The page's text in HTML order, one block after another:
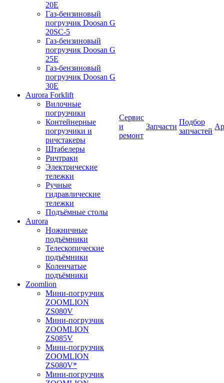
20E
Газ-бензиновый
погрузчик Doosan G
20SC-5
Газ-бензиновый
погрузчик Doosan G
25E
Газ-бензиновый
погрузчик Doosan G
30E
Aurora Forklift
Вилочные
погрузчики
Контейнерные
погрузчики и
ричстакеры
Штабелеры
Ричтраки
Электрические
тележки
Ручные
гидравлические
тележки
Подъёмные столы
Aurora
Ножничные
подъёмники
Телескопические
подъёмники
Коленчатые
подъёмники
Zoomlion
Мини-погрузчик
ZOOMLION
ZS080V
Мини-погрузчик
ZOOMLION
ZS085V
Мини-погрузчик
ZOOMLION
ZS080V*
Мини-погрузчик
Сервис
и
ремонт
Запчасти
Подбор
запчастей